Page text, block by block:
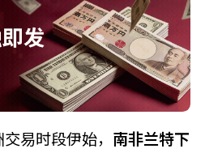
易时段伊始， 南非兰特下